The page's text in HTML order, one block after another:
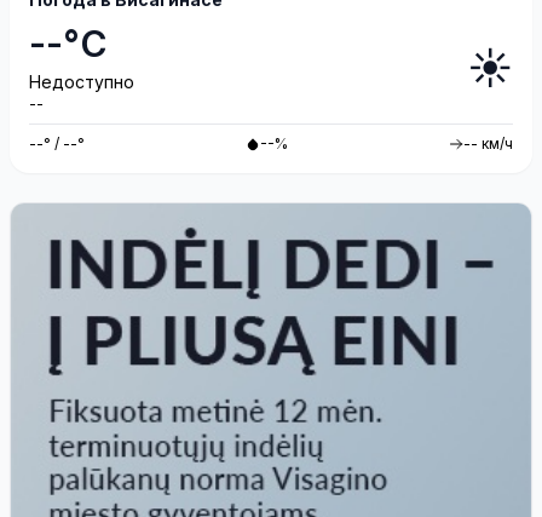
--°C
Недоступно
--
☀️
--° / --° --% -- км/ч